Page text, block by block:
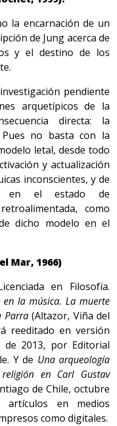
la encarnación de un
de Jung acerca de
y el destino de los
pendiente
arquetípicos de la
directa: la
Pues no basta con la
letal, desde todo
y actualización
inconscientes, y de
en el estado de
como
dicho modelo en el
Mar, 1966)
en Filosofía.
en la música. La muerte
Parra (Altazor, Viña del
reeditado en versión
2013, por Editorial
Y de Una arqueología
en Carl Gustav
de Chile, octubre
artículos en medios
como digitales.